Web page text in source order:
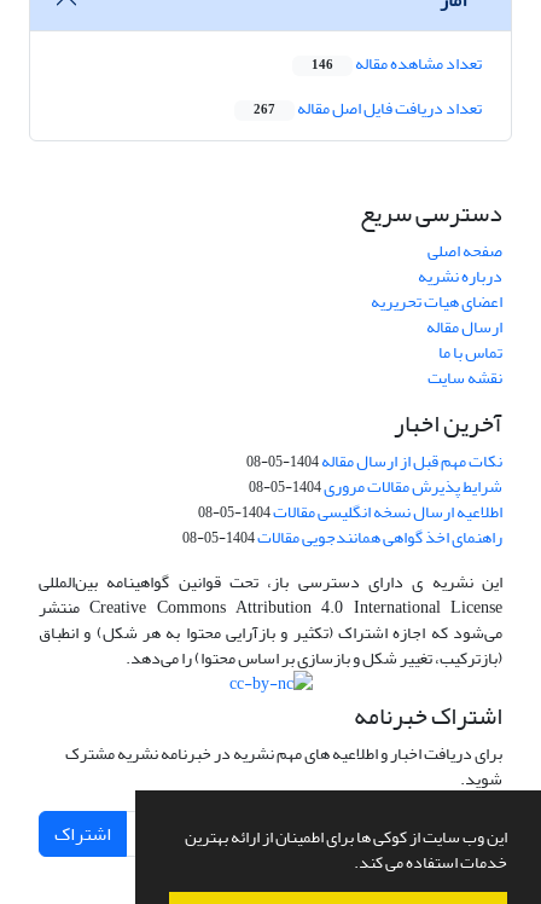
این وب سایت از کوکی ها برای اطمینان از ارائه بهترین
خدمات استفاده می کند.
تعداد مشاهده مقاله 146
تعداد دریافت فایل اصل مقاله 267
دسترسی سریع
صفحه اصلی
درباره نشریه
اعضای هیات تحریریه
ارسال مقاله
تماس با ما
نقشه سایت
آخرین اخبار
نکات مهم قبل از ارسال مقاله1404-05-08
شرایط پذیرش مقالات مروری1404-05-08
اطلاعیه ارسال نسخه انگلیسی مقالات1404-05-08
راهنمای اخذ گواهی همانندجویی مقالات1404-05-08
این نشریه ی دارای دسترسی باز، تحت قوانین گواهینامه بین‌المللی
Creative Commons Attribution 4.0 International License منتشر
می‌شود که اجازه اشتراک (تکثیر و بازآرایی محتوا به هر شکل) و انطباق
(بازترکیب، تغییر شکل و بازسازی بر اساس محتوا) را می‌دهد.
اشتراک خبرنامه
برای دریافت اخبار و اطلاعیه های مهم نشریه در خبرنامه نشریه مشترک
شوید.
اشتراک